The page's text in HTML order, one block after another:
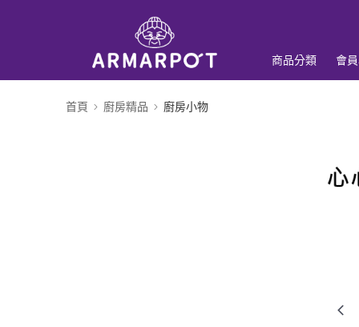
商品分類 會
首頁 廚房精品 廚房小物